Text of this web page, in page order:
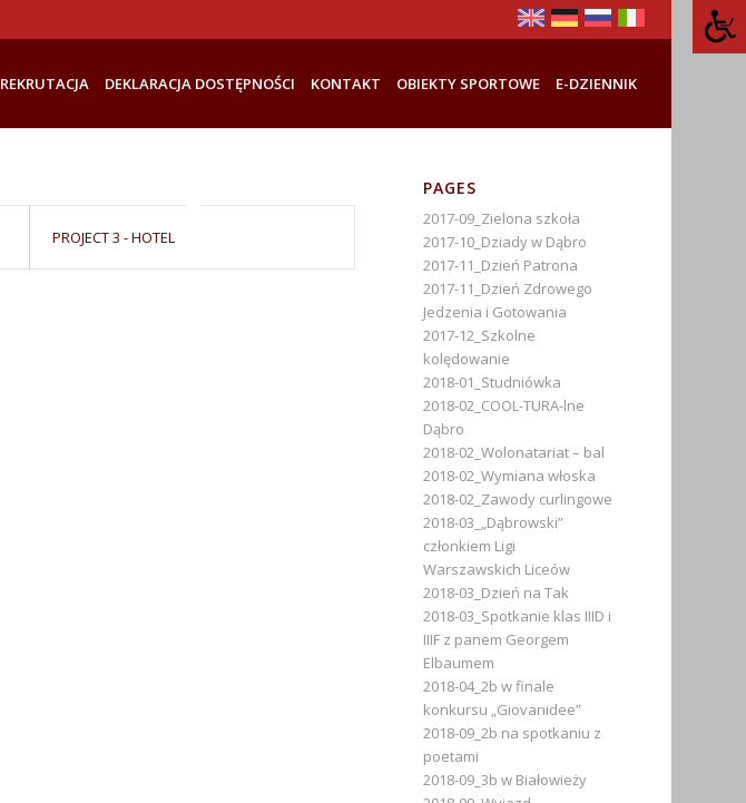
REKRUTACJA DEKLARACJA DOSTĘPNOŚCI KONTAKT OBIEKTY SPORTOWE E-DZIENNIK
PROJECT 3 - HOTEL
PAGES
2017-09_Zielona szkoła
2017-10_Dziady w Dąbro
2017-11_Dzień Patrona
2017-11_Dzień Zdrowego
Jedzenia i Gotowania
2017-12_Szkolne
kolędowanie
2018-01_Studniówka
2018-02_COOL-TURA-lne
Dąbro
2018-02_Wolonatariat – bal
2018-02_Wymiana włoska
2018-02_Zawody curlingowe
2018-03_„Dąbrowski”
członkiem Ligi
Warszawskich Liceów
2018-03_Dzień na Tak
2018-03_Spotkanie klas IIID i
IIIF z panem Georgem
Elbaumem
2018-04_2b w finale
konkursu „Giovanidee”
2018-09_2b na spotkaniu z
poetami
2018-09_3b w Białowieży